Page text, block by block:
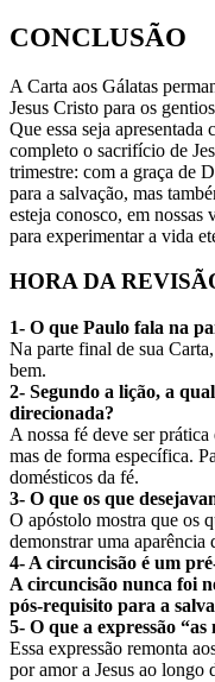
CONCLUSÃO
A Carta aos Gálatas
Jesus Cristo para os
Que essa seja
completo o sacrifício de
trimestre: com a graça de
para a salvação, mas
esteja conosco, em nossas
para experimentar a vida
HORA DA
1- O que Paulo fala na
Na parte final de sua
bem.
2- Segundo a lição, a
direcionada?
A nossa fé deve ser
mas de forma específica.
domésticos da fé.
3- O que os que
O apóstolo mostra que os
demonstrar uma
4- A circuncisão é um
A circuncisão nunca foi
pós-requisito para a
5- O que a expressão
Essa expressão remonta
por amor a Jesus ao longo